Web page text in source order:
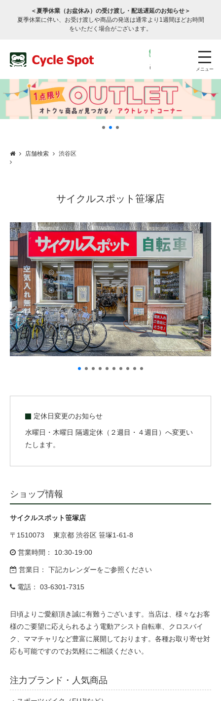
＜夏季休業（お盆休み）の受け渡し・配送遅延のお知らせ＞
夏季休業に伴い、お受け渡しや商品の発送は通常より1週間ほどお時間
をいただく場合がございます。
メニュー
サービスのご案内
サービス全般
修理・メンテナンス工賃
盗難保証
SpotMateログイン
オリジナル自転車
Norwayシリーズ
eVita
店舗ブログ
イベント
特集
法人様
店舗検索 渋谷区
サイクルスポット笹塚店
定休日変更のお知らせ
水曜日・木曜日 隔週定休（２週目・４週目）へ変更い
たします。
ショップ情報
サイクルスポット笹塚店
〒1510073 東京都 渋谷区 笹塚1-61-8
営業時間： 10:30-19:00
営業日： 下記カレンダーをご参照ください
電話： 03-6301-7315
日頃よりご愛顧頂き誠に有難うございます。当店は、様々なお客
様のご要望に応えられるよう電動アシスト自転車、クロスバイ
ク、ママチャリなど豊富に展開しております。各種お取り寄せ対
応も可能ですのでお気軽にご相談ください。
注力ブランド・人気商品